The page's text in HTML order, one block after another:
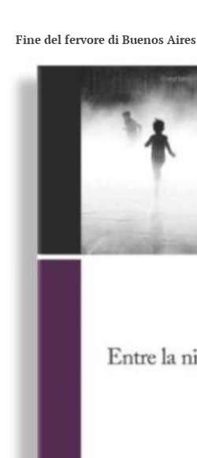
Fine del fervore di Buenos Aires